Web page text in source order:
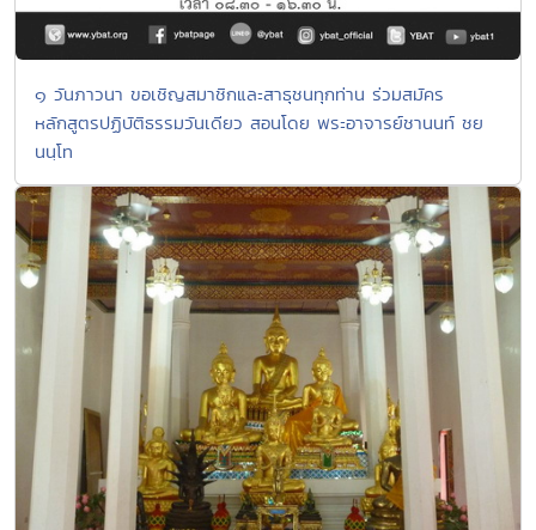
๑ วันภาวนา ขอเชิญสมาชิกและสาธุชนทุกท่าน ร่วมสมัคร
หลักสูตรปฏิบัติธรรมวันเดียว สอนโดย พระอาจารย์ชานนท์ ชย
นนฺโท